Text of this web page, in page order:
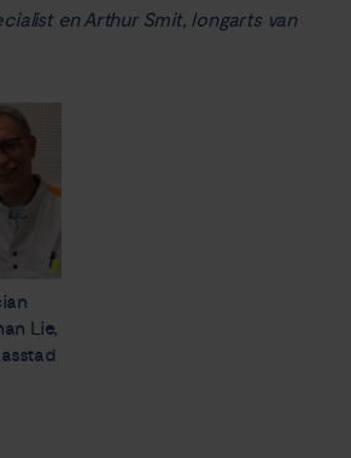
en Arthur Smit, longarts van
Lie,